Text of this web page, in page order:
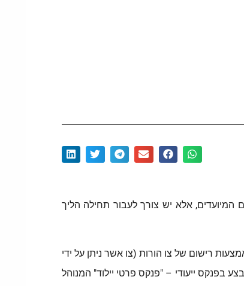
המיועדים, אלא יש צורך לעבור תחילה הליך
רישום של צו הורות (צו אשר ניתן על ידי
בפנקס ייעודי – "פנקס פרטי יילוד" המנוהל